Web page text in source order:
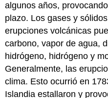
algunos años,
plazo. Los gases y
erupciones volcánicas
carbono, vapor de agua,
hidrógeno, hidrógeno y
Generalmente, las
clima. Esto ocurrió en
Islandia estallaron y